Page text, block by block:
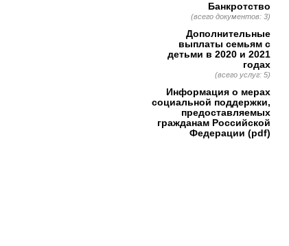
Банкротство
(всего документов: 3)
Дополнительные
выплаты семьям с
детьми в 2020 и 2021
годах
(всего услуг: 5)
Информация о мерах
социальной поддержки,
предоставляемых
гражданам Российской
Федерации (pdf)